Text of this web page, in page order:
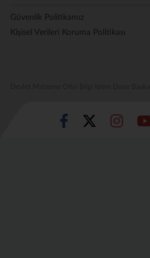
Güvenlik Politikamız
Kişisel Verileri Koruma Politikası